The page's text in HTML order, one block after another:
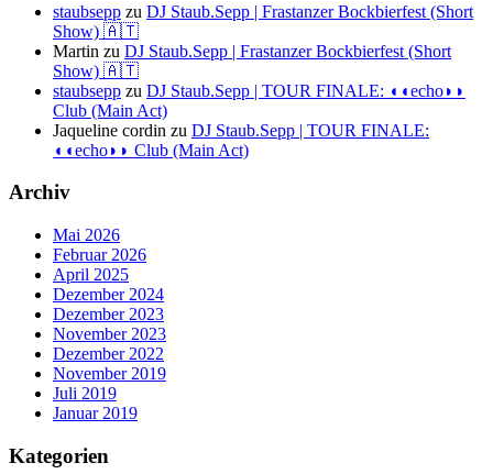
staubsepp zu DJ Staub.Sepp | Frastanzer Bockbierfest (Short
Show) 🇦🇹
Martin zu DJ Staub.Sepp | Frastanzer Bockbierfest (Short
Show) 🇦🇹
staubsepp zu DJ Staub.Sepp | TOUR FINALE: ◖◖echo◗◗
Club (Main Act)
Jaqueline cordin zu DJ Staub.Sepp | TOUR FINALE:
◖◖echo◗◗ Club (Main Act)
Archiv
Mai 2026
Februar 2026
April 2025
Dezember 2024
Dezember 2023
November 2023
Dezember 2022
November 2019
Juli 2019
Januar 2019
Kategorien